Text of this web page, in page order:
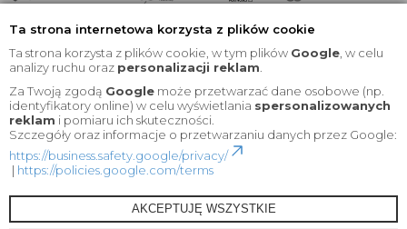
Ta strona internetowa korzysta z plików cookie
Ta strona korzysta z plików cookie, w tym plików Google , w celu
analizy ruchu oraz personalizacji reklam
Za Twoją zgodą Google może przetwarzać dane osobowe (np.
identyfikatory online) w celu wyświetlania spersonalizowanych
reklam i pomiaru ich skuteczności.
Szczegóły oraz informacje o przetwarzaniu danych przez Google:
https://business.safety.google/privacy/
| https://policies.google.com/terms
AKCEPTUJĘ WSZYSTKIE
2020 © Wszelkie Prawa Zastrzeżone |KEYfabrics
Projekt i oprogramowanie sklepu: